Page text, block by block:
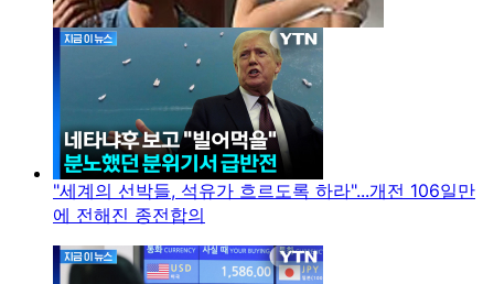
"세계의 선박들, 석유가 흐르도록 하라"...개전 106일만
에 전해진 종전합의